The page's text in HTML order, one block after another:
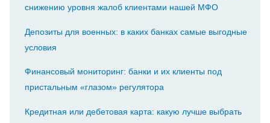
снижению уровня жалоб клиентами нашей МФО
Депозиты для военных: в каких банках самые выгодные
условия
Финансовый мониторинг: банки и их клиенты под
пристальным «глазом» регулятора
Кредитная или дебетовая карта: какую лучше выбрать